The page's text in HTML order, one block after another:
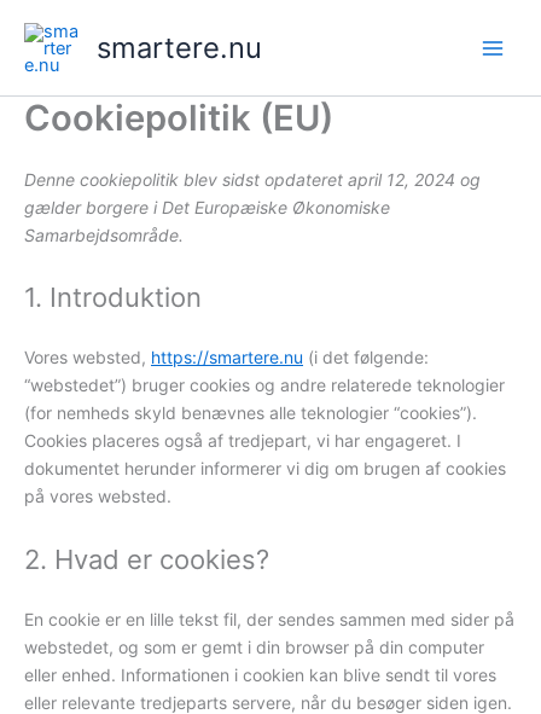
indholdet
smartere.nu
Cookiepolitik (EU)
Denne cookiepolitik blev sidst opdateret april 12, 2024 og
gælder borgere i Det Europæiske Økonomiske
Samarbejdsområde.
1. Introduktion
Vores websted, https://smartere.nu (i det følgende:
“webstedet”) bruger cookies og andre relaterede teknologier
(for nemheds skyld benævnes alle teknologier “cookies”).
Cookies placeres også af tredjepart, vi har engageret. I
dokumentet herunder informerer vi dig om brugen af ​​cookies
på vores websted.
2. Hvad er cookies?
En cookie er en lille tekst fil, der sendes sammen med sider på
webstedet, og som er gemt i din browser på din computer
eller enhed. Informationen i cookien kan blive sendt til vores
eller relevante tredjeparts servere, når du besøger siden igen.